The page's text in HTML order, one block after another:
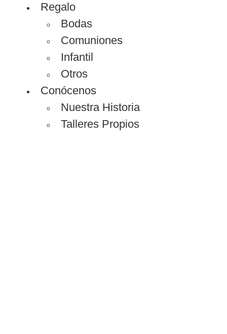
Regalo
Bodas
Comuniones
Infantil
Otros
Conócenos
Nuestra Historia
Talleres Propios